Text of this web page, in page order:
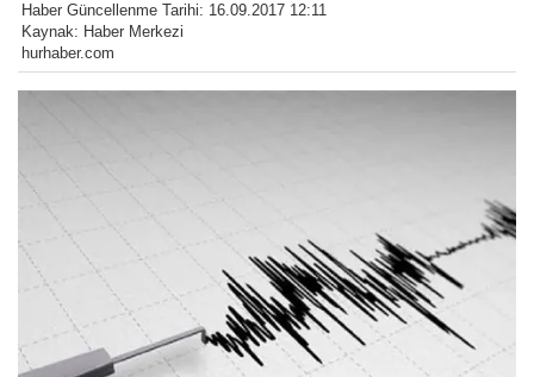
Haber Güncellenme Tarihi: 16.09.2017 12:11
Kaynak: Haber Merkezi
hurhaber.com